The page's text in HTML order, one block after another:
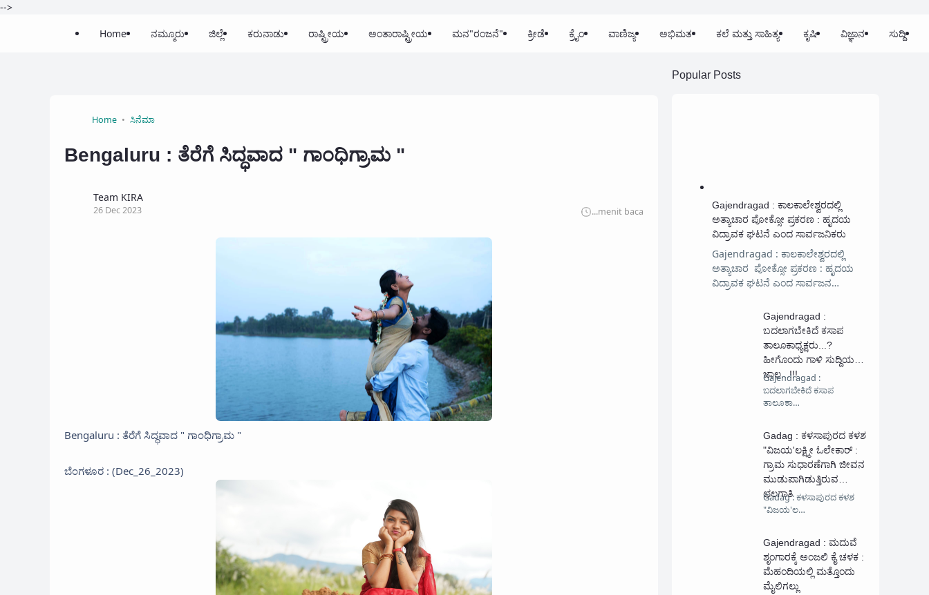
-->
Home
ನಮ್ಮೂರು ಜಿಲ್ಲೆ ಕರುನಾಡು ರಾಷ್ಟ್ರೀಯ ಅಂತಾರಾಷ್ಟ್ರೀಯ ಮನ"ರಂಜನೆ" ಕ್ರೀಡೆ ಕ್ರೈಂ ವಾಣಿಜ್ಯ ಅಭಿಮತ ಕಲೆ ಮತ್ತು ಸಾಹಿತ್ಯ ಕೃಷಿ ವಿಜ್ಞಾನ ಸುದ್ದಿ
Home ಸಿನೆಮಾ
Bengaluru : ತೆರೆಗೆ ಸಿದ್ಧವಾದ " ಗಾಂಧಿಗ್ರಾಮ "
Team KIRA
26 Dec 2023 ...menit baca
Bengaluru : ತೆರೆಗೆ ಸಿದ್ಧವಾದ " ಗಾಂಧಿಗ್ರಾಮ "
ಬೆಂಗಳೂರ : (Dec_26_2023)
Popular Posts
Gajendragad : ಕಾಲಕಾಲೇಶ್ವರದಲ್ಲಿ
ಅತ್ಯಾಚಾರ ಪೋಕ್ಸೋ ಪ್ರಕರಣ : ಹೃದಯ
ವಿದ್ರಾವಕ ಘಟನೆ ಎಂದ ಸಾರ್ವಜನಿಕರು
Gajendragad : ಕಾಲಕಾಲೇಶ್ವರದಲ್ಲಿ
ಅತ್ಯಾಚಾರ ಪೋಕ್ಸೋ ಪ್ರಕರಣ : ಹೃದಯ
ವಿದ್ರಾವಕ ಘಟನೆ ಎಂದ ಸಾರ್ವಜನ…
Gajendragad :
ಬದಲಾಗಬೇಕಿದೆ ಕಸಾಪ
ತಾಲೂಕಾಧ್ಯಕ್ಷರು...?
ಹೀಗೊಂದು ಗಾಳಿ ಸುದ್ದಿಯ
ಜಾಲ...!!!
Gajendragad :
ಬದಲಾಗಬೇಕಿದೆ ಕಸಾಪ
ತಾಲೂಕಾ…
Gadag : ಕಳಸಾಪುರದ ಕಳಶ
"ವಿಜಯ'ಲಕ್ಷ್ಮೀ ಓಲೇಕಾರ್ :
ಗ್ರಾಮ ಸುಧಾರಣೆಗಾಗಿ ಜೀವನ‌
ಮುಡುಪಾಗಿಡುತ್ತಿರುವ
ಛಲಗಾತಿ
Gadag : ಕಳಸಾಪುರದ ಕಳಶ
"ವಿಜಯ'ಲ…
Gajendragad : ಮದುವೆ
ಶೃಂಗಾರಕ್ಕೆ ಅಂಜಲಿ ಕೈ ಚಳಕ :
ಮೆಹಂದಿಯಲ್ಲಿ ಮತ್ತೊಂದು
ಮೈಲಿಗಲ್ಲು